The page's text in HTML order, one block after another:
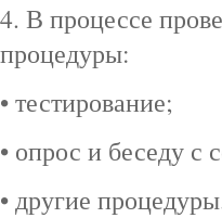
4. В процессе
процедуры:
• тестирование;
• опрос и беседу с
• другие